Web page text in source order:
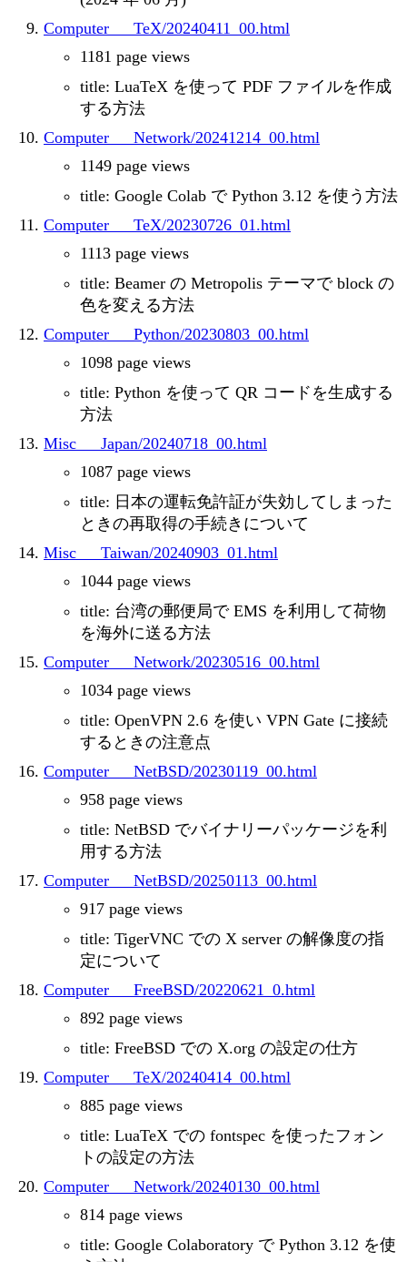
Computer___TeX/20240411_00.html
1181 page views
title: LuaTeX を使って PDF ファイルを作成
する方法
Computer___Network/20241214_00.html
1149 page views
title: Google Colab で Python 3.12 を使う方法
Computer___TeX/20230726_01.html
1113 page views
title: Beamer の Metropolis テーマで block の
色を変える方法
Computer___Python/20230803_00.html
1098 page views
title: Python を使って QR コードを生成する
方法
Misc___Japan/20240718_00.html
1087 page views
title: 日本の運転免許証が失効してしまった
ときの再取得の手続きについて
Misc___Taiwan/20240903_01.html
1044 page views
title: 台湾の郵便局で EMS を利用して荷物
を海外に送る方法
Computer___Network/20230516_00.html
1034 page views
title: OpenVPN 2.6 を使い VPN Gate に接続
するときの注意点
Computer___NetBSD/20230119_00.html
958 page views
title: NetBSD でバイナリーパッケージを利
用する方法
Computer___NetBSD/20250113_00.html
917 page views
title: TigerVNC での X server の解像度の指
定について
Computer___FreeBSD/20220621_0.html
892 page views
title: FreeBSD での X.org の設定の仕方
Computer___TeX/20240414_00.html
885 page views
title: LuaTeX での fontspec を使ったフォン
トの設定の方法
Computer___Network/20240130_00.html
814 page views
title: Google Colaboratory で Python 3.12 を使